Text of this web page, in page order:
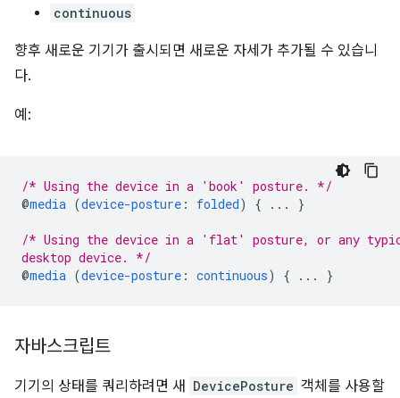
continuous
향후 새로운 기기가 출시되면 새로운 자세가 추가될 수 있습니
다.
예:
/* Using the device in a 'book' posture. */
@media (device-posture : folded) { ... }
/* Using the device in a 'flat' posture, or any
desktop device. */
@media (device-posture : continuous) { ... }
자바스크립트
기기의 상태를 쿼리하려면 새 DevicePosture 객체를 사용할